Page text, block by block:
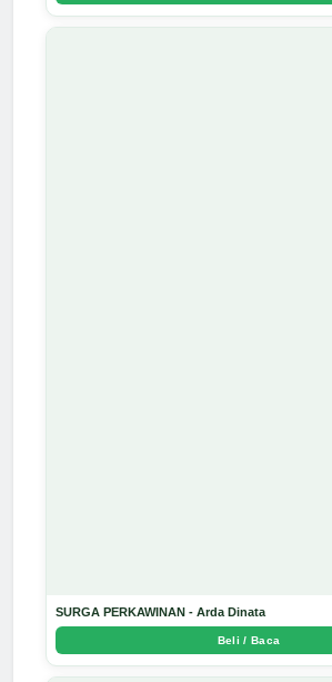
SURGA PERKAWINAN - Arda Dinata
Beli / Baca